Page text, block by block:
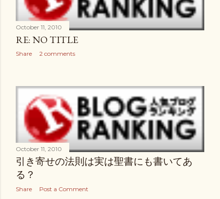
October 11, 2010
RE: NO TITLE
Share 2 comments
October 11, 2010
引き寄せの法則は実は聖書にも書いてあ
る？
Share Post a Comment